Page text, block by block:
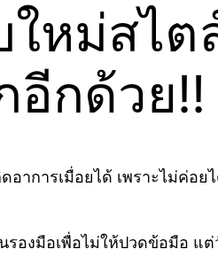
หม่สไ
อีกด้วย!!
อาการเมื่อยได้ เพราะไม่ค่
องมือเพื่อไม่ให้ปวดข้อมือ